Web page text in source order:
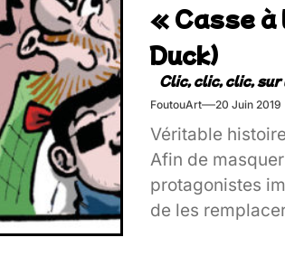
« Casse
Duck)
FoutouArt 20 Juin 2019
Véritable
Afin de
protagonistes
de les